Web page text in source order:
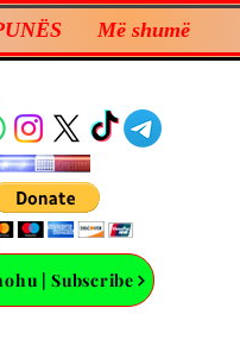
Më shumë
| Subscribe